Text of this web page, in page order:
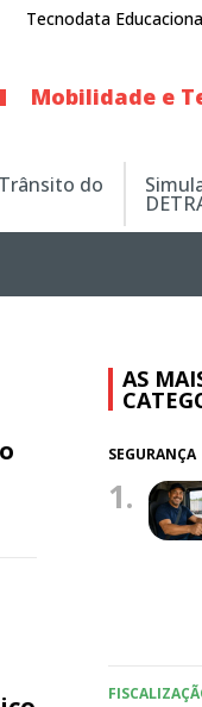
Tecnodata
Mobilidade e
do
AS
SEGURANÇA
1.